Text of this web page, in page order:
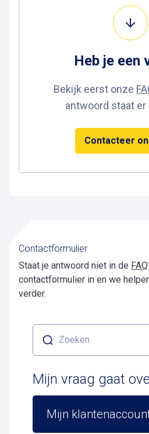
Heb je een
Bekijk eerst onze
antwoord staat er
Contacteer
Contactformulier
Staat je antwoord niet in de FAQ
contactformulier in en we
verder.
Zoeken
Mijn vraag gaat
Mijn